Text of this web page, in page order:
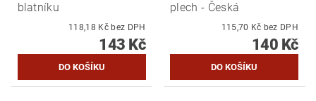
blatníku
118,18 Kč bez DPH
143 Kč
plech - Česká
115,70 Kč bez DPH
140 Kč